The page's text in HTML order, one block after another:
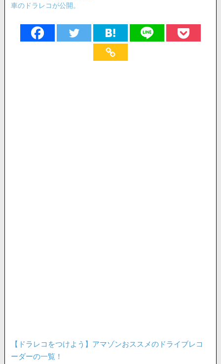
車のドラレコが公開。
【ドラレコをつけよう】アマゾンおススメのドライブレコ
ーダーの一覧！